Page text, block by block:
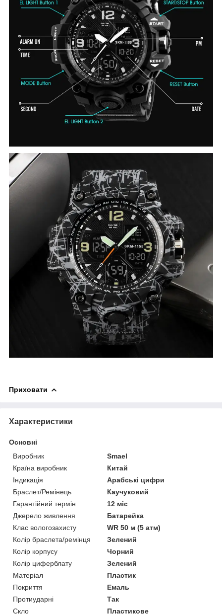
Приховати
Характеристики
Основні
Виробник
Smael
Країна виробник
Китай
Індикація
Арабські цифри
Браслет/Ремінець
Каучуковий
Гарантійний термін
12 міс
Джерело живлення
Батарейка
Клас вологозахисту
WR 50 м (5 атм)
Колір браслета/ремінця
Зелений
Колір корпусу
Чорний
Колір циферблату
Зелений
Матеріал
Пластик
Покриття
Емаль
Протиударні
Так
Скло
Пластикове